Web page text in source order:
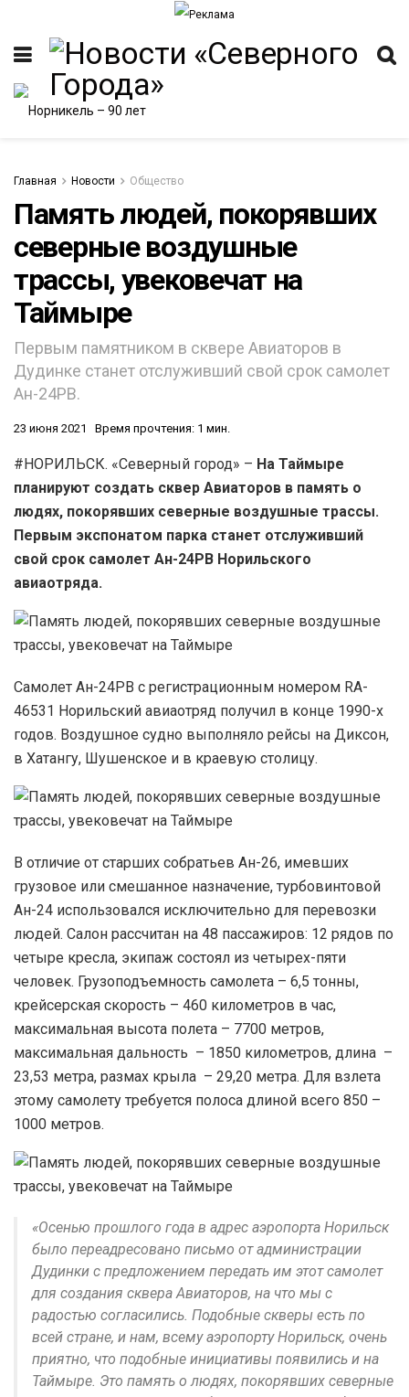
Главная Новости Общество
Память людей, покорявших
северные воздушные
трассы, увековечат на
Таймыре
Первым памятником в сквере Авиаторов в
Дудинке станет отслуживший свой срок самолет
Ан-24РВ.
23 июня 2021 Время прочтения: 1 мин.
#НОРИЛЬСК. «Северный город» – На Таймыре
планируют создать сквер Авиаторов в память о
людях, покорявших северные воздушные трассы.
Первым экспонатом парка станет отслуживший
свой срок самолет Ан-24РВ Норильского
авиаотряда.
Самолет Ан-24РВ с регистрационным номером RA-
46531 Норильский авиаотряд получил в конце 1990-х
годов. Воздушное судно выполняло рейсы на Диксон,
в Хатангу, Шушенское и в краевую столицу.
В отличие от старших собратьев Ан-26, имевших
грузовое или смешанное назначение, турбовинтовой
Ан-24 использовался исключительно для перевозки
людей. Салон рассчитан на 48 пассажиров: 12 рядов по
четыре кресла, экипаж состоял из четырех-пяти
человек. Грузоподъемность самолета – 6,5 тонны,
крейсерская скорость – 460 километров в час,
максимальная высота полета – 7700 метров,
максимальная дальность – 1850 километров, длина –
23,53 метра, размах крыла – 29,20 метра. Для взлета
этому самолету требуется полоса длиной всего 850 –
1000 метров.
«Осенью прошлого года в адрес аэропорта Норильск
было переадресовано письмо от администрации
Дудинки с предложением передать им этот самолет
для создания сквера Авиаторов, на что мы с
радостью согласились. Подобные скверы есть по
всей стране, и нам, всему аэропорту Норильск, очень
приятно, что подобные инициативы появились и на
Таймыре. Это память о людях, покорявших северные